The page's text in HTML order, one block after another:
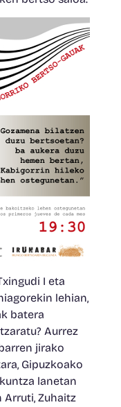
I eta
lehian,
batera
Aurrez
jirako
Gipuzkoako
lanetan
Arruti, Zuhaitz